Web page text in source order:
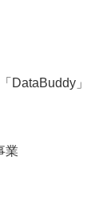
DataBuddy」
業